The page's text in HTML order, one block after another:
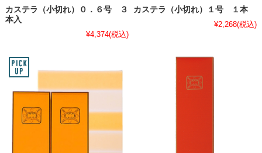
カステラ（小切れ）０．６号 ３
本入
¥4,374(税込)
カステラ（小切れ）１号 １本
¥2,268(税込)